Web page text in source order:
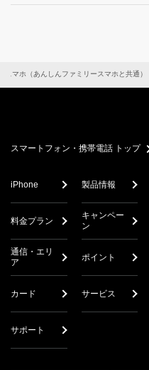
スマホ（あんしんファミリースマホと共通
スマートフォン・携帯電話 トップ
iPhone 製品情報
料金プラン
キャンペー
ン
通信・エリ
ア
ポイント
カード サービス
サポート